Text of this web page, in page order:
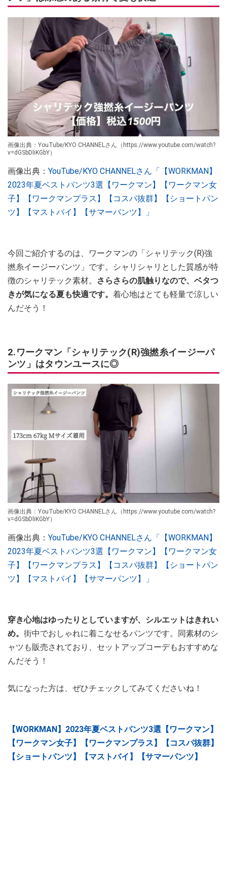
画像出典：YouTube/KYO CHANNELさん（https://www.youtube.com/watch?
v=dGSbDliKGbY）
画像出典： YouTube/KYO CHANNELさん「【WORKMAN】
2023年夏ベストパンツ3選【ワークマン】【ワークマン女
子】【ワークマンプラス】【コスパ抜群】【ショートパン
ツ】【マストバイ】【サマーパンツ】」
今回ご紹介するのは、ワークマンの「シャリテック(R)強
撚糸イージーパンツ」です。シャリシャリとした質感が特
徴のシャリテック素材。
さらさらの肌触りなので、ベタつ
きが気になる夏も快適です。 着心地はとても軽量で涼しい
んだそう！
2.ワークマン「シャリテック(R)強撚糸イージーパ
ンツ」はタウンユースに◎
画像出典：YouTube/KYO CHANNELさん（https://www.youtube.com/watch?
v=dGSbDliKGbY）
画像出典： YouTube/KYO CHANNELさん「【WORKMAN】
2023年夏ベストパンツ3選【ワークマン】【ワークマン女
子】【ワークマンプラス】【コスパ抜群】【ショートパン
ツ】【マストバイ】【サマーパンツ】」
穿き心地はゆったりとしていますが、シルエットはきれい
め。 街中でおしゃれに着こなせるパンツです。同素材のシ
ャツも販売されており、セットアップコーデもおすすめな
んだそう！
気になった方は、ぜひチェックしてみてくださいね！
【WORKMAN】2023年夏ベストパンツ3選【ワークマン】
【ワークマン女子】【ワークマンプラス】【コスパ抜群】
【ショートパンツ】【マストバイ】【サマーパンツ】